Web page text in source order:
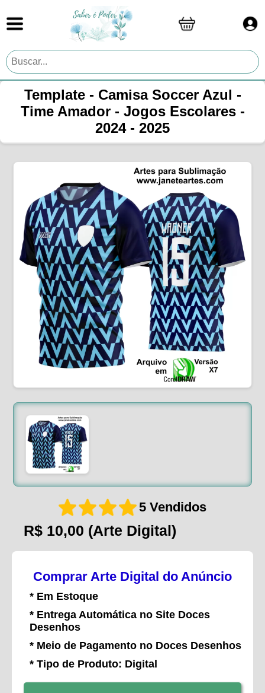
Template - Camisa Soccer Azul -
Time Amador - Jogos Escolares -
2024 - 2025
5 Vendidos
R$ 10,00 (Arte Digital)
Comprar Arte Digital do Anúncio
* Em Estoque
* Entrega Automática no Site Doces
Desenhos
* Meio de Pagamento no Doces Desenhos
* Tipo de Produto: Digital